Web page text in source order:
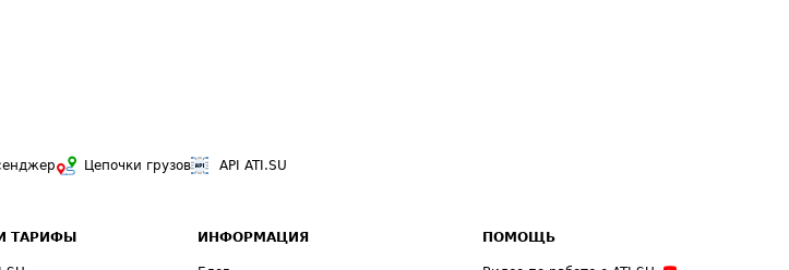
Цепочки грузов API ATI.SU
ТАРИФЫ ИНФОРМАЦИЯ ПОМОЩЬ